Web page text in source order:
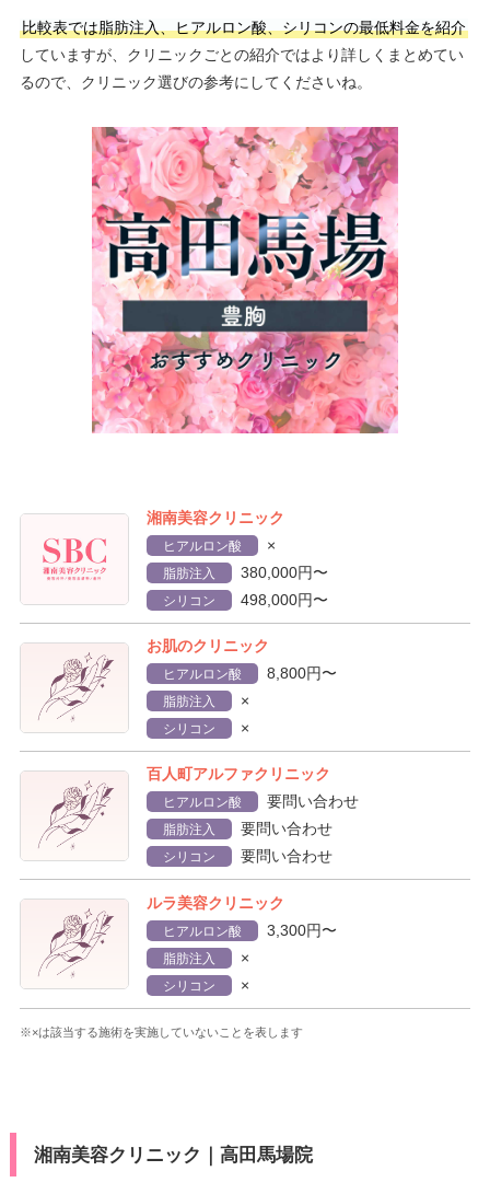
比較表では脂肪注入、ヒアルロン酸、シリコンの最低料金を紹介
していますが、クリニックごとの紹介ではより詳しくまとめてい
るので、クリニック選びの参考にしてくださいね。
湘南美容クリニック
ヒアルロン酸 ×
脂肪注入 380,000円〜
シリコン 498,000円〜
お肌のクリニック
ヒアルロン酸 8,800円〜
脂肪注入 ×
シリコン ×
百人町アルファクリニック
ヒアルロン酸 要問い合わせ
脂肪注入 要問い合わせ
シリコン 要問い合わせ
ルラ美容クリニック
ヒアルロン酸 3,300円〜
脂肪注入 ×
シリコン ×
※×は該当する施術を実施していないことを表します
湘南美容クリニック｜高田馬場院